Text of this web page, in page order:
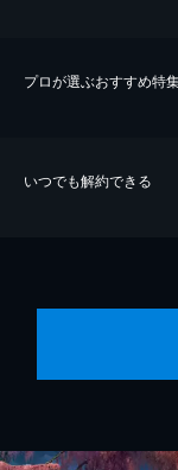
プロが選ぶおすすめ特
いつでも解約できる